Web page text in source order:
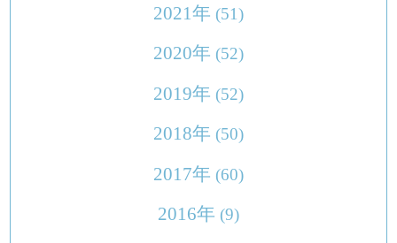
2021年 (51)
2020年 (52)
2019年 (52)
2018年 (50)
2017年 (60)
2016年 (9)